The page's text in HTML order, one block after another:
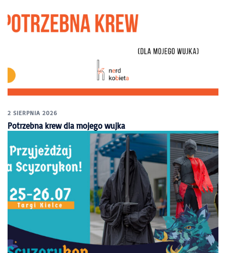
2 SIERPNIA 2026
Potrzebna krew dla mojego wujka